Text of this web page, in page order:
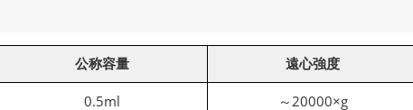
公称容量 遠心強度
0.5ml ～20000×g